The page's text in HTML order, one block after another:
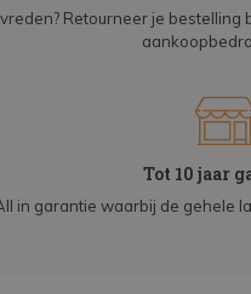
Retourneer je
Tot 10 jaar
in garantie waarbij de gehele